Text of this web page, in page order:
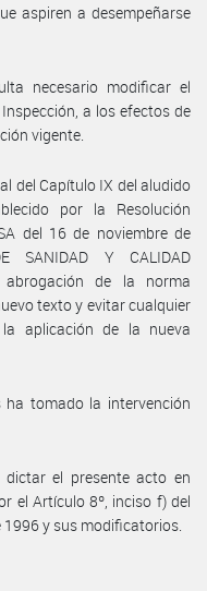
aspiren a desempeñarse
necesario modificar el
a los efectos de
vigente.
del Capítulo IX del aludido
por la Resolución
del 16 de noviembre de
SANIDAD Y CALIDAD
abrogación de la norma
texto y evitar cualquier
aplicación de la nueva
ha tomado la intervención
el presente acto en
el Artículo 8º, inciso f) del
1996 y sus modificatorios.